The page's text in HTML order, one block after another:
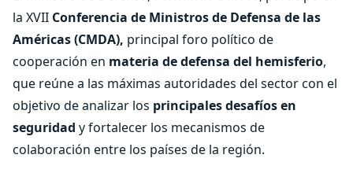
la XVII Conferencia de Ministros de Defensa de las
Américas (CMDA), principal foro político de
cooperación en materia de defensa del hemisferio,
que reúne a las máximas autoridades del sector con el
objetivo de analizar los principales desafíos en
seguridad y fortalecer los mecanismos de
colaboración entre los países de la región.